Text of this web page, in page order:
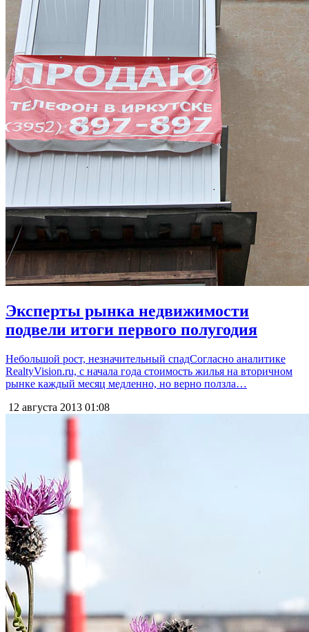
Эксперты рынка недвижимости
подвели итоги первого полугодия
Небольшой рост, незначительный спадСогласно аналитике
RealtyVision.ru, с начала года стоимость жилья на вторичном
рынке каждый месяц медленно, но верно ползла…
12 августа 2013 01:08